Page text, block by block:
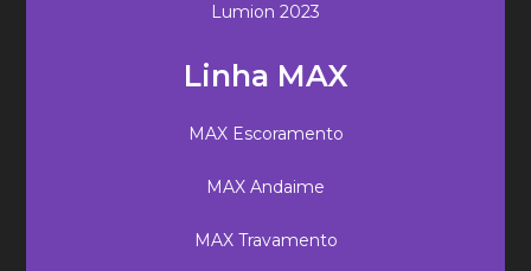
Lumion 2023
Linha MAX
MAX Escoramento
MAX Andaime
MAX Travamento